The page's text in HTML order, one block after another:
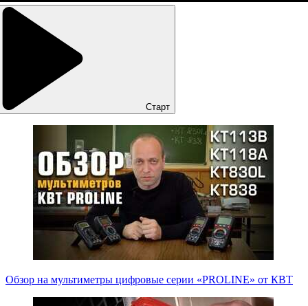
Старт
Обзор на мультиметры цифровые серии «PROLINE» от КВТ